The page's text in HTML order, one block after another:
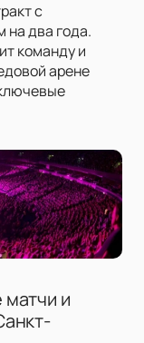
с
два года.
команду и
арене
и